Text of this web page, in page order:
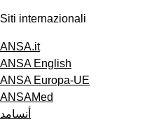
Siti internazionali
ANSA.it
ANSA English
ANSA Europa-UE
ANSAMed
أنسامد